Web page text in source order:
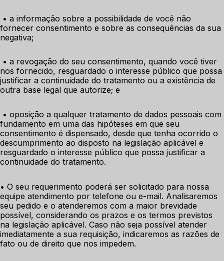
• a informação sobre a possibilidade de você não
fornecer consentimento e sobre as consequências da sua
negativa;
• a revogação do seu consentimento, quando você tiver
nos fornecido, resguardado o interesse público que possa
justificar a continuidade do tratamento ou a existência de
outra base legal que autorize; e
• oposição a qualquer tratamento de dados pessoais com
fundamento em uma das hipóteses em que seu
consentimento é dispensado, desde que tenha ocorrido o
descumprimento ao disposto na legislação aplicável e
resguardado o interesse público que possa justificar a
continuidade do tratamento.
• O seu requerimento poderá ser solicitado para nossa
equipe atendimento por telefone ou e-mail. Analisaremos
seu pedido e o atenderemos com a maior brevidade
possível, considerando os prazos e os termos previstos
na legislação aplicável. Caso não seja possível atender
imediatamente a sua requisição, indicaremos as razões de
fato ou de direito que nos impedem.